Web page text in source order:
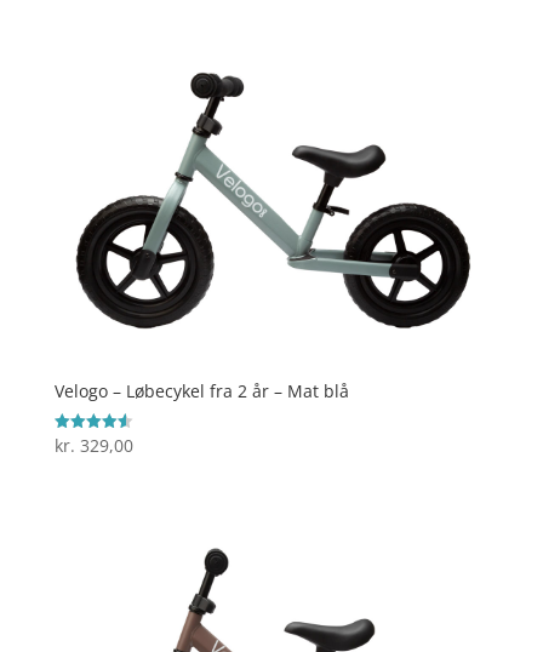
Velogo – Løbecykel fra 2 år – Mat blå
Vurderet
4.6
kr. 329,00